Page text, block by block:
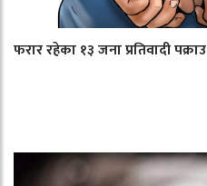
फरार रहेका १३ जना प्रतिवादी पक्राउ